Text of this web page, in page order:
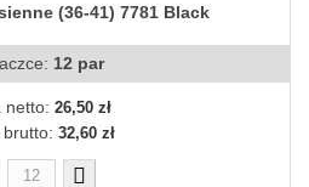
(36-41) 7781 Black
12 par
netto: 26,50 zł
32,60 zł